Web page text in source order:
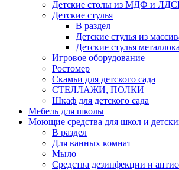
Детские столы из МДФ и
Детские стулья
В раздел
Детские стулья из
Детские стулья
Игровое оборудование
Ростомер
Скамьи для детского сада
СТЕЛЛАЖИ, ПОЛКИ
Шкаф для детского сада
Мебель для школы
Моющие средства для школ и
В раздел
Для ванных комнат
Мыло
Средства дезинфекции и